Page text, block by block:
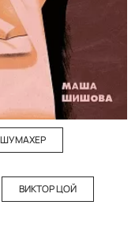
ВИКТОР ЦОЙ